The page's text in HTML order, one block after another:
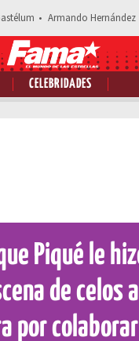
Armando Hernández
CELEBRIDADES
Piqué le
de celos a
por colaborar